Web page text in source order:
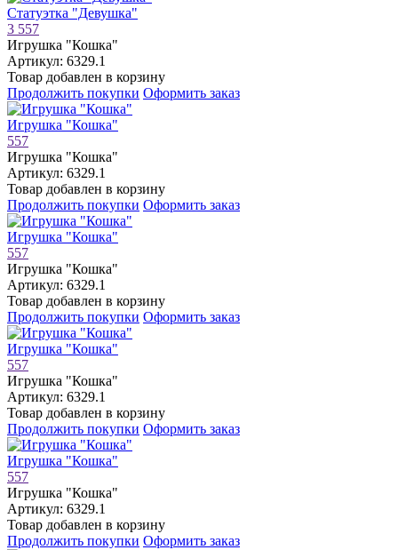
Статуэтка "Девушка"
3 557
Игрушка "Кошка"
Артикул: 6329.1
Товар добавлен в корзину
Продолжить покупки Оформить заказ
Игрушка "Кошка"
557
Игрушка "Кошка"
Артикул: 6329.1
Товар добавлен в корзину
Продолжить покупки Оформить заказ
Игрушка "Кошка"
557
Игрушка "Кошка"
Артикул: 6329.1
Товар добавлен в корзину
Продолжить покупки Оформить заказ
Игрушка "Кошка"
557
Игрушка "Кошка"
Артикул: 6329.1
Товар добавлен в корзину
Продолжить покупки Оформить заказ
Игрушка "Кошка"
557
Игрушка "Кошка"
Артикул: 6329.1
Товар добавлен в корзину
Продолжить покупки Оформить заказ